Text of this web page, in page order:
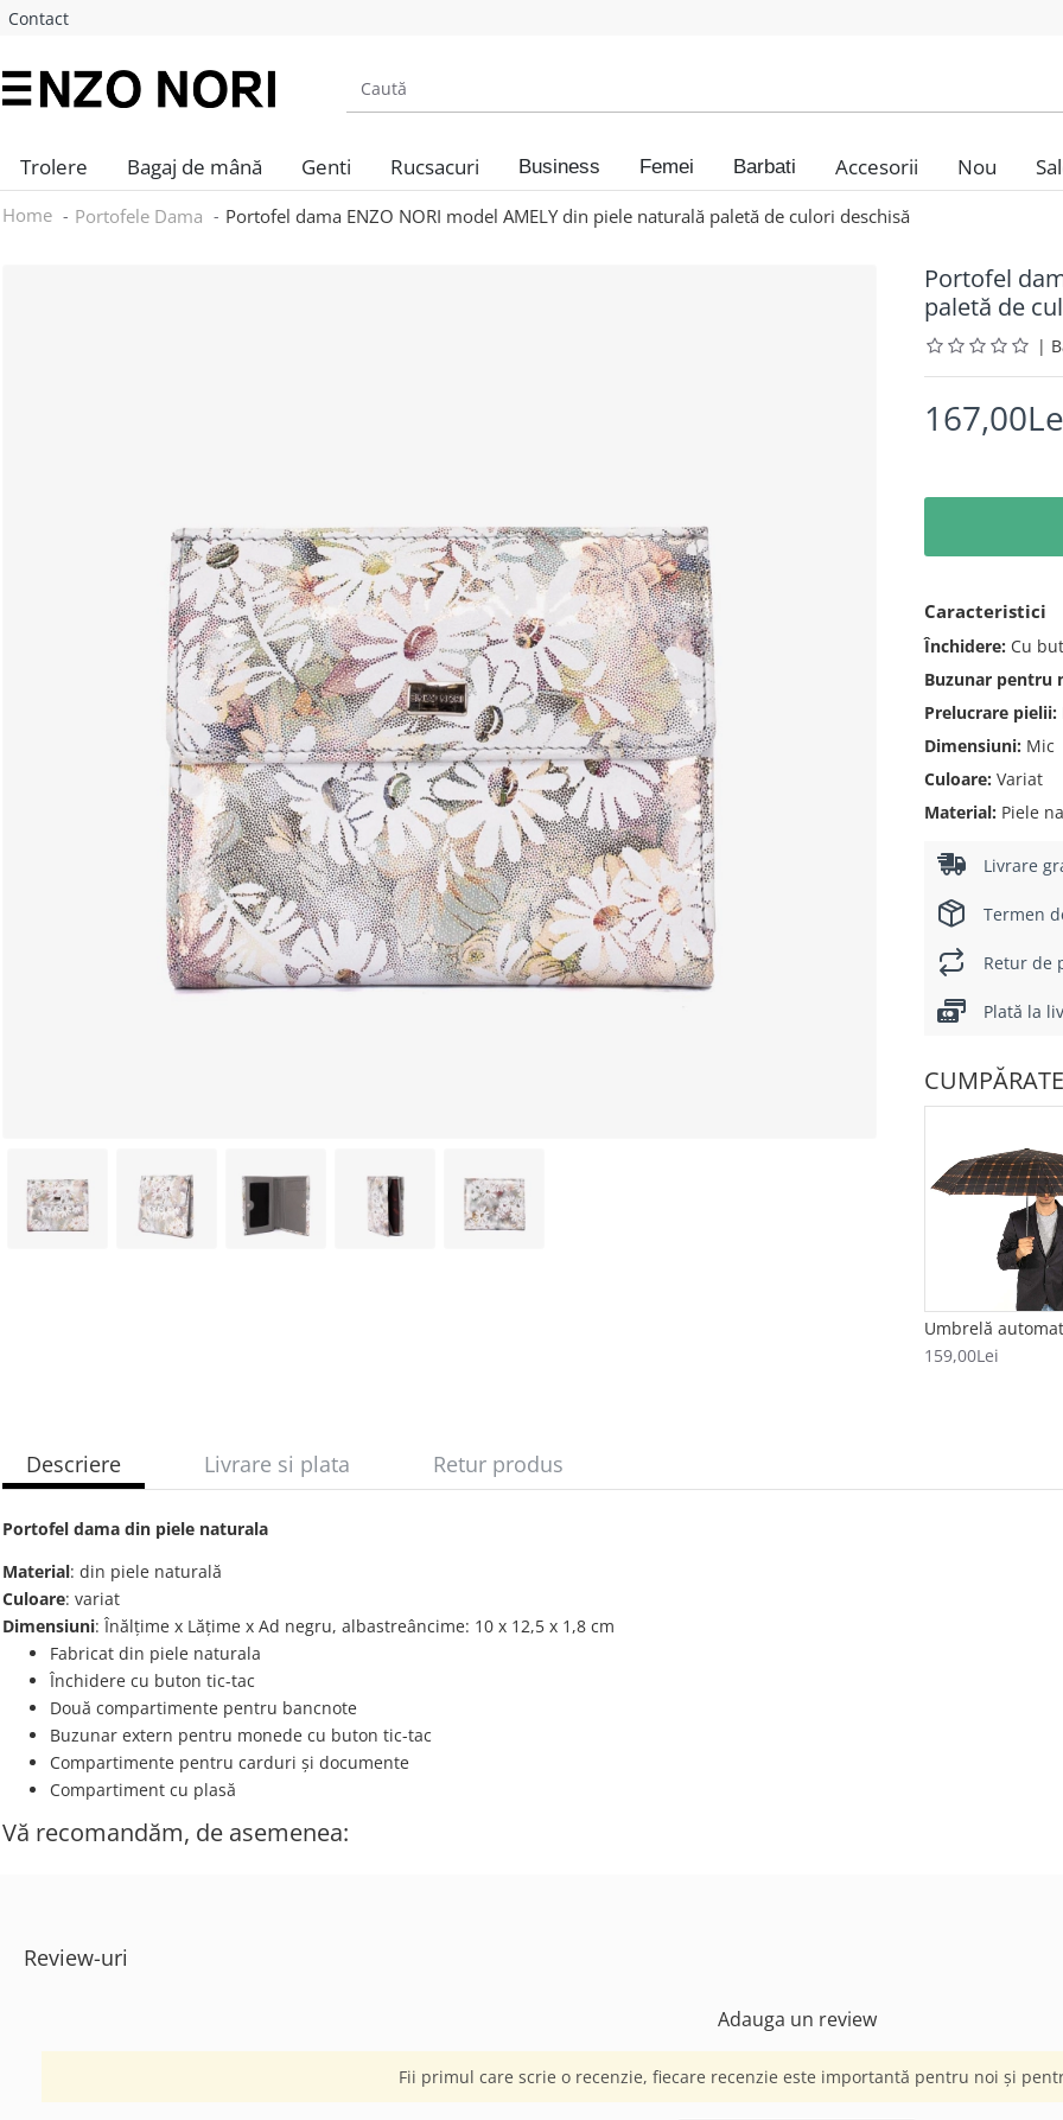
Contact
Trolere Bagaj de mână Genti Rucsacuri Business Femei Barbati Accesorii Nou
Home Portofele Dama Portofel dama ENZO NORI model AMELY din piele naturală paletă de culori deschisă
Portofel
paletă de
|
Caracteristici
Închidere: Cu
Buzunar pentru
Prelucrare pielii:
Dimensiuni: Mic
Culoare: Variat
Material: Piele
Livrare
Termen
Retur de
Plată la
159,00Lei
Descriere Livrare si plata Retur produs
Portofel dama din piele naturala
Material: din piele naturală
Culoare: variat
Dimensiuni: Înălțime x Lățime x Ad negru, albastreâncime: 10 х 12,5 х 1,8 cm
Fabricat din piele naturala
Închidere cu buton tic-tac
Două compartimente pentru bancnote
Buzunar extern pentru monede cu buton tic-tac
Compartimente pentru carduri și documente
Compartiment cu plasă
Vă recomandăm, de asemenea:
Review-uri
Adauga un review
Fii primul care scrie o recenzie, fiecare recenzie este importantă pentru noi și